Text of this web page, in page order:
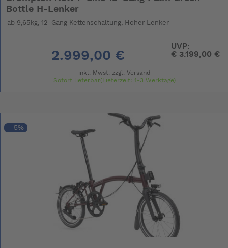
Bottle H-Lenker
ab 9,65kg, 12-Gang Kettenschaltung, Hoher Lenker
2.999,00 €
UVP:
€3.199,00 €
inkl. Mwst. zzgl. Versand
Sofort lieferbar(Lieferzeit: 1-3 Werktage)
- 5%